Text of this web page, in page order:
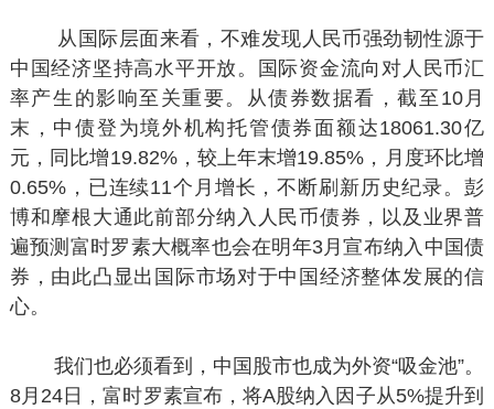
从国际层面来看，不难发现人民币强劲韧性源于
中国经济坚持高水平开放。国际资金流向对人民币汇
率产生的影响至关重要。从债券数据看，截至10月
末，中债登为境外机构托管债券面额达18061.30亿
元，同比增19.82%，较上年末增19.85%，月度环比增
0.65%，已连续11个月增长，不断刷新历史纪录。彭
博和摩根大通此前部分纳入人民币债券，以及业界普
遍预测富时罗素大概率也会在明年3月宣布纳入中国债
券，由此凸显出国际市场对于中国经济整体发展的信
心。
我们也必须看到，中国股市也成为外资“吸金池”。
8月24日，富时罗素宣布，将A股纳入因子从5%提升到